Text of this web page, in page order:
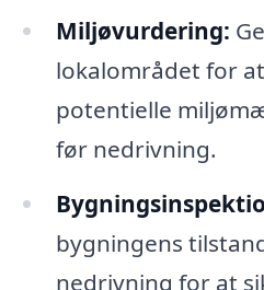
Miljøvurdering:
lokalområdet for
potentielle
før nedrivning.
bygningens
nedrivning for at